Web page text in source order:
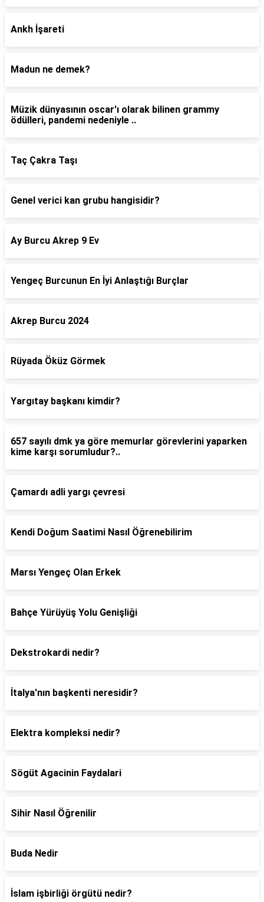
Ankh İşareti
Madun ne demek?
Müzik dünyasının oscar'ı olarak bilinen grammy
ödülleri, pandemi nedeniyle ..
Taç Çakra Taşı
Genel verici kan grubu hangisidir?
Ay Burcu Akrep 9 Ev
Yengeç Burcunun En İyi Anlaştığı Burçlar
Akrep Burcu 2024
Rüyada Öküz Görmek
Yargıtay başkanı kimdir?
657 sayılı dmk ya göre memurlar görevlerini yaparken
kime karşı sorumludur?..
Çamardı adli yargı çevresi
Kendi Doğum Saatimi Nasıl Öğrenebilirim
Marsı Yengeç Olan Erkek
Bahçe Yürüyüş Yolu Genişliği
Dekstrokardi nedir?
İtalya'nın başkenti neresidir?
Elektra kompleksi nedir?
Sögüt Agacinin Faydalari
Sihir Nasıl Öğrenilir
Buda Nedir
İslam işbirliği örgütü nedir?